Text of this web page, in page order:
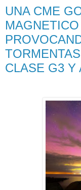
UNA CME
CLASE G3 Y